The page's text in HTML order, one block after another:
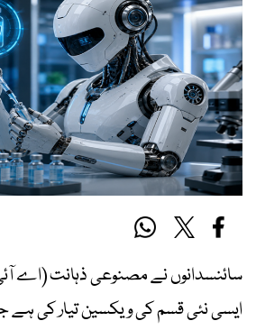
سائنسدانوں نے مصنوعی ذہانت (اے
ایسی نئی قسم کی ویکسین تیار کی ہے